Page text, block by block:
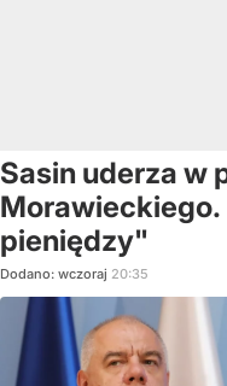
Sasin uderza w
Morawieckiego.
pieniędzy"
Dodano: wczoraj 20:35